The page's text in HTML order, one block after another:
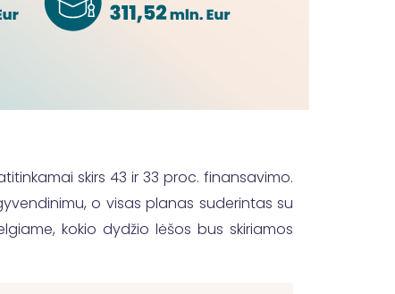
skirs 43 ir 33 proc. finansavimo.
o visas planas suderintas su
kokio dydžio lėšos bus skiriamos